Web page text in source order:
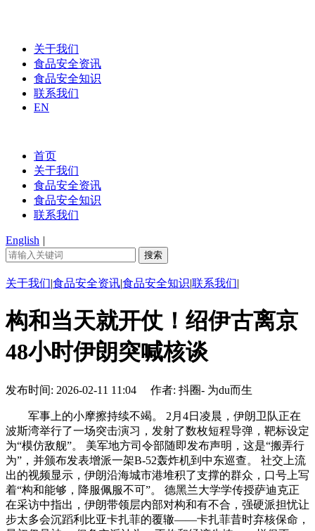
关于我们
食品安全资讯
食品安全知识
联系我们
EN
首页
关于我们
食品安全资讯
食品安全知识
联系我们
English |
关于我们|食品安全资讯|食品安全知识|联系我们|
构和当天就开仗！绍伊古离京
48小时伊朗突喊核谈
发布时间: 2026-02-11 11:04 作者: 抖圈- 为du而生
军事上的小摩擦持续不竭。 2月4日凌晨，伊朗卫队正在
波斯湾举行了一场突击演习，发射了数枚短程导弹，靶标设定
为“模仿敌舰”。 美军地方司令部随即发布声明，这是“搬弄行
为”，并颁布发表增派一架B-52轰炸机到中东巡查。 社交上流
出的视频显示，伊朗沿海城市港堆积了支撑的群众，口号上写
着“构和能够，降服佩服不可”。 德黑兰大学学传授萨迪克正
在采访中指出，伊朗带领层内部对构和有不合，强硬派担忧让
步太多会沉蹈利比亚卡扎菲的覆辙——卡扎菲昔时弃核保命，